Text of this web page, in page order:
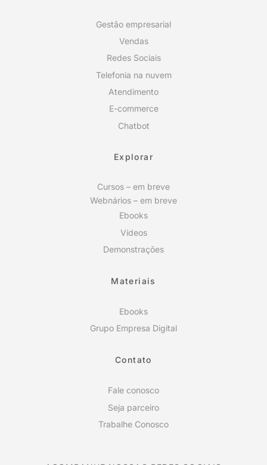
Gestão empresarial
Vendas
Redes Sociais
Telefonia na nuvem
Atendimento
E-commerce
Chatbot
Explorar
Cursos – em breve
Webnários – em breve
Ebooks
Vídeos
Demonstrações
Materiais
Ebooks
Grupo Empresa Digital
Contato
Fale conosco
Seja parceiro
Trabalhe Conosco